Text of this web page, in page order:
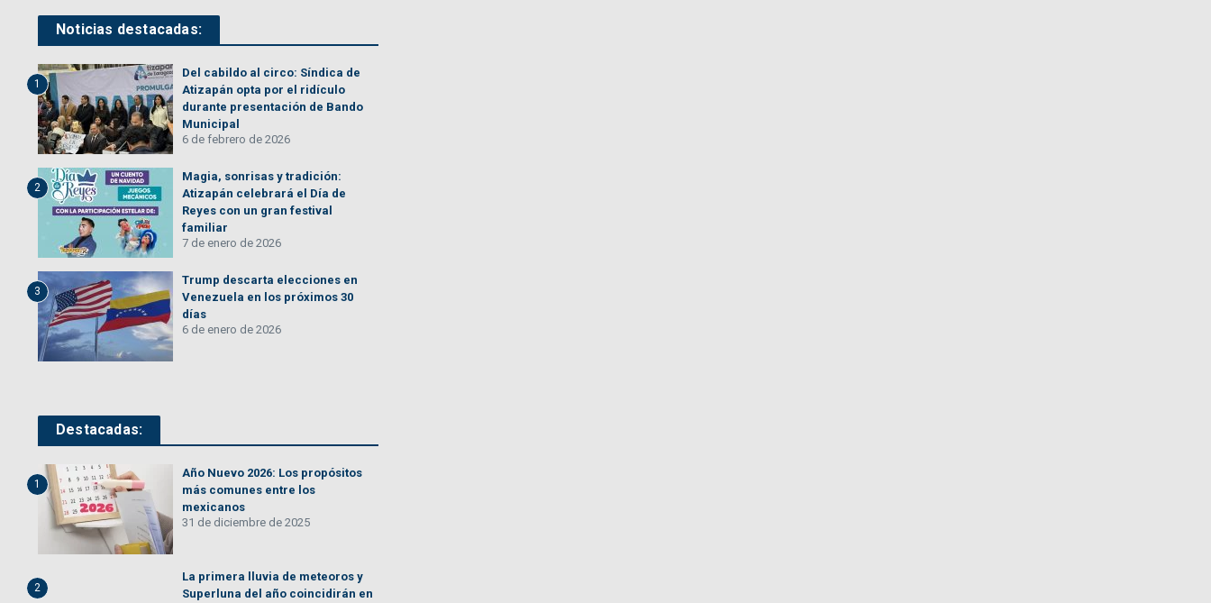
Noticias destacadas:
1
Del cabildo al circo: Síndica de
Atizapán opta por el ridículo
durante presentación de Bando
Municipal
6 de febrero de 2026
2
Magia, sonrisas y tradición:
Atizapán celebrará el Día de
Reyes con un gran festival
familiar
7 de enero de 2026
3
Trump descarta elecciones en
Venezuela en los próximos 30
días
6 de enero de 2026
Destacadas:
1
Año Nuevo 2026: Los propósitos
más comunes entre los
mexicanos
31 de diciembre de 2025
2
La primera lluvia de meteoros y
Superluna del año coincidirán en